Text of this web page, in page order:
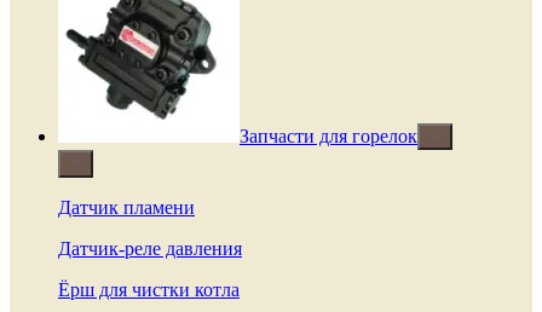
Запчасти для горелок
Датчик пламени
Датчик-реле давления
Ёрш для чистки котла